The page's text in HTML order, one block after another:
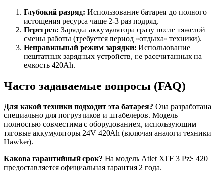
Глубокий разряд: Использование батареи до полного
истощения ресурса чаще 2-3 раз подряд.
Перегрев: Зарядка аккумулятора сразу после тяжелой
смены работы (требуется период «отдыха» техники).
Неправильный режим зарядки: Использование
нештатных зарядных устройств, не рассчитанных на
емкость 420Ah.
Часто задаваемые вопросы (FAQ)
Для какой техники подходит эта батарея? Она разработана
специально для погрузчиков и штабелеров. Модель
полностью совместима с оборудованием, использующим
тяговые аккумуляторы 24V 420Ah (включая аналоги техники
Hawker).
Какова гарантийный срок? На модель Atlet XTF 3 PzS 420
предоставляется официальная гарантия 2 года.